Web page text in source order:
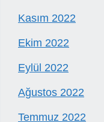
Kasım 2022
Ekim 2022
Eylül 2022
Ağustos 2022
Temmuz 2022